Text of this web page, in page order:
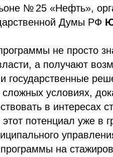
№ 25 «Нефть»,
Думы РФ
не просто
а получают
условиях,
в интересах
потенциал уже в
на